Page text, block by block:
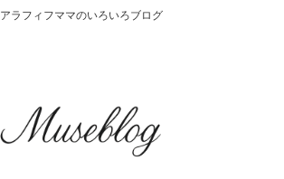
アラフィフママのいろいろブログ